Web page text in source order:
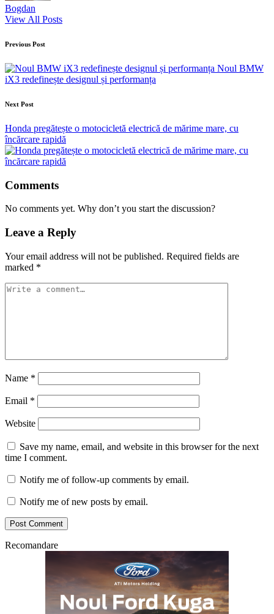
Bogdan
View All Posts
Post
navigation
Previous Post
Noul BMW
iX3 redefinește designul și performanța
Next Post
Honda pregătește o motocicletă electrică de mărime mare, cu
încărcare rapidă
Comments
No comments yet. Why don’t you start the discussion?
Leave a Reply
Your email address will not be published. Required fields are
marked *
Name *
Email *
Website
Save my name, email, and website in this browser for the next
time I comment.
Notify me of follow-up comments by email.
Notify me of new posts by email.
Recomandare